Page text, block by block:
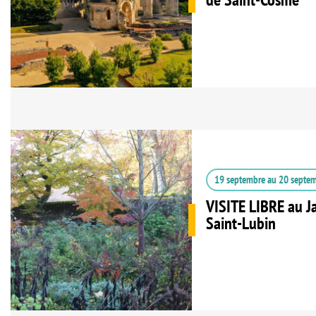
19 septembreau 20
VISITE LIBRE au
Saint-Lubin